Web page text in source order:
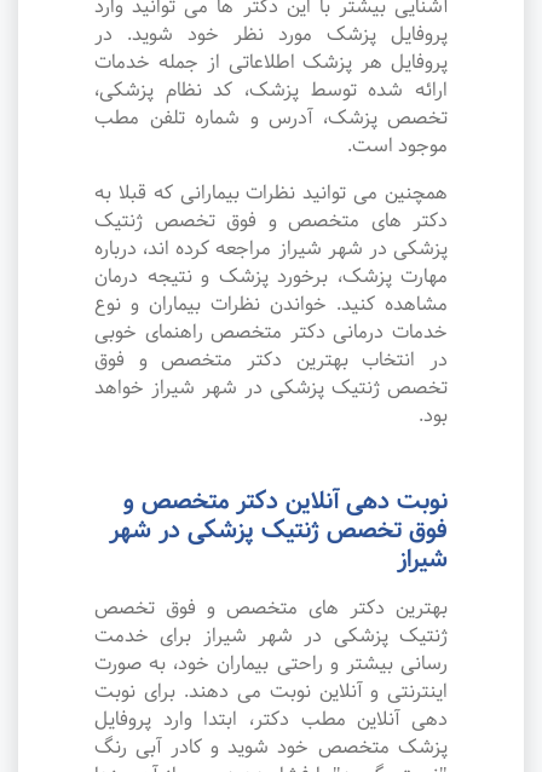
آشنایی بیشتر با این دکتر ها می توانید وارد
پروفایل پزشک مورد نظر خود شوید. در
پروفایل هر پزشک اطلاعاتی از جمله خدمات
ارائه شده توسط پزشک، کد نظام پزشکی،
تخصص پزشک، آدرس و شماره تلفن مطب
موجود است.
همچنین می توانید نظرات بیمارانی که قبلا به
دکتر های متخصص و فوق تخصص ژنتیک
پزشکی در شهر شیراز مراجعه کرده اند، درباره
مهارت پزشک، برخورد پزشک و نتیجه درمان
مشاهده کنید. خواندن نظرات بیماران و نوع
خدمات درمانی دکتر متخصص راهنمای خوبی
در انتخاب بهترین دکتر متخصص و فوق
تخصص ژنتیک پزشکی در شهر شیراز خواهد
بود.
نوبت دهی آنلاین دکتر متخصص و
فوق تخصص ژنتیک پزشکی در شهر
شیراز
بهترین دکتر های متخصص و فوق تخصص
ژنتیک پزشکی در شهر شیراز برای خدمت
رسانی بیشتر و راحتی بیماران خود، به صورت
اینترنتی و آنلاین نوبت می دهند. برای نوبت
دهی آنلاین مطب دکتر، ابتدا وارد پروفایل
پزشک متخصص خود شوید و کادر آبی رنگ